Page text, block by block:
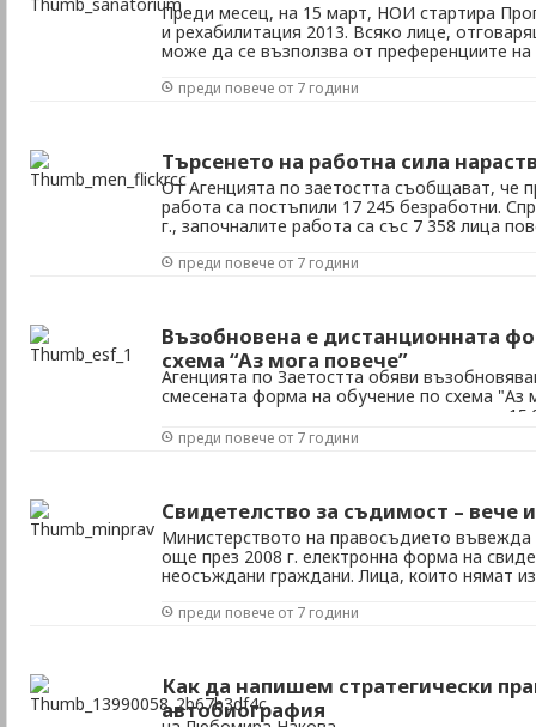
Преди месец, на 15 март, НОИ стартира
и рехабилитация 2013. Всяко лице,
може да се възползва от преференциите на
осигурено за общо заболяване,
и професионална болест • да са внесени или
преди повече от 7 години
Търсенето на работна сила
От Агенцията по заетостта съобщават, че
работа са постъпили 17 245 безработни.
г., започналите работа са със 7 358 лица
през месеца са започнали работа 12 131
февруари 2012 г. По програми и мерки за ...
преди повече от 7 години
Възобновена е дистанционната
схема “Аз мога повече”
Агенцията по Заетостта обяви
смесената форма на обучение по схема "Аз
записването за курсовете ще започне на
административни причини (промени в
няколко месеца. Бенефициентите по
преди повече от 7 години
Свидетелство за съдимост – вече
Министерството на правосъдието
още през 2008 г. електронна форма на
неосъждани граждани. Лица, които нямат
съдимост и не са им налагани
могат да си извадят електронно
преди повече от 7 години
Как да напишем стратегически
автобиография